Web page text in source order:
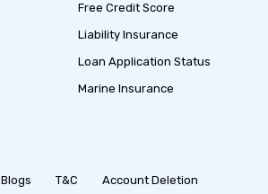
Free Credit Score
Liability Insurance
Loan Application Status
Marine Insurance
Blogs T&C
Account Deletion